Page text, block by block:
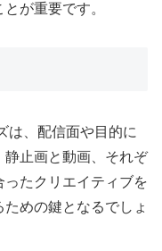
が重要です。
は、配信面や目的に
止画と動画、それぞ
たクリエイティブを
めの鍵となるでしょ